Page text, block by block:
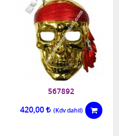
567892
420,00